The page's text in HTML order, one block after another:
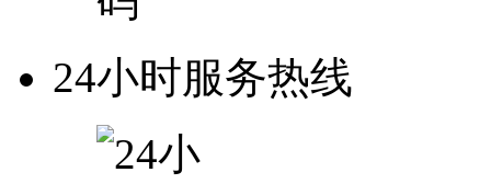
24小时服务热线